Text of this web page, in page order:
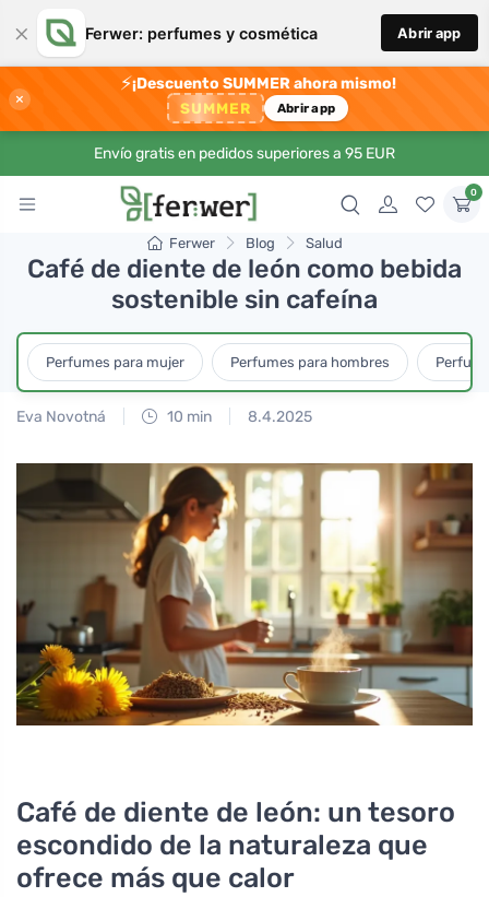
× Ferwer: perfumes y cosmética Abrir app
×
⚡¡Descuento SUMMER ahora mismo!
SUMMER Abrir app
Envío gratis en pedidos superiores a 95 EUR
0
Ferwer Blog Salud
Café de diente de león como bebida
sostenible sin cafeína
Perfumes para mujer Perfumes para hombres
Eva Novotná 10 min 8.4.2025
Café de diente de león: un tesoro
escondido de la naturaleza que
ofrece más que calor